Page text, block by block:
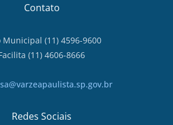
Contato
Municipal (11) 4596-9600
(11) 4606-8666
Redes Sociais